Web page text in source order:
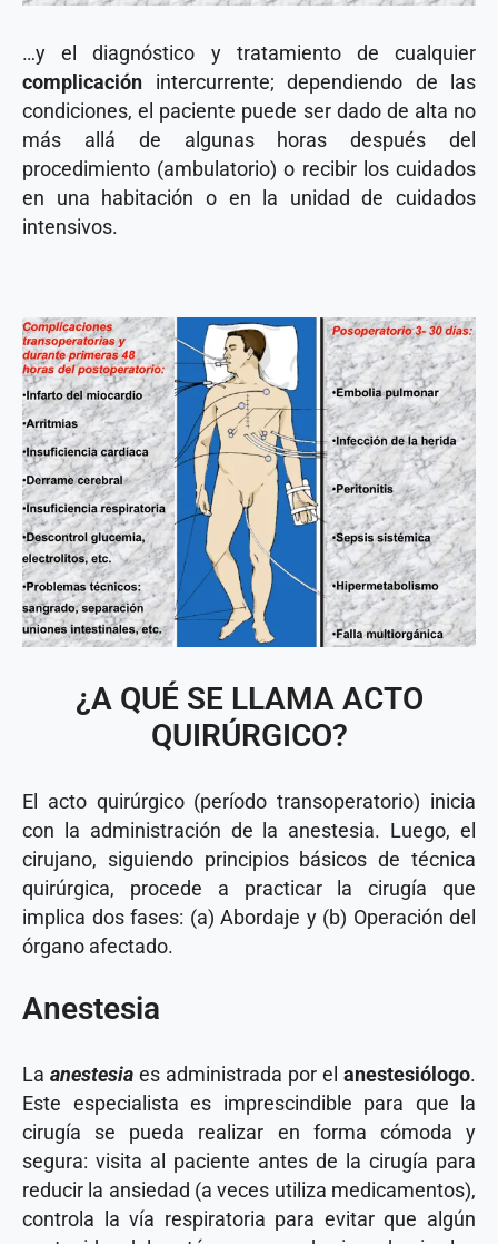
…y el diagnóstico y tratamiento de cualquier
complicación intercurrente; dependiendo de las
condiciones, el paciente puede ser dado de alta no
más allá de algunas horas después del
procedimiento (ambulatorio) o recibir los cuidados
en una habitación o en la unidad de cuidados
intensivos.
¿A QUÉ SE LLAMA ACTO
QUIRÚRGICO?
El acto quirúrgico (período transoperatorio) inicia
con la administración de la anestesia. Luego, el
cirujano, siguiendo principios básicos de técnica
quirúrgica, procede a practicar la cirugía que
implica dos fases: (a) Abordaje y (b) Operación del
órgano afectado.
Anestesia
La anestesia es administrada por el anestesiólogo.
Este especialista es imprescindible para que la
cirugía se pueda realizar en forma cómoda y
segura: visita al paciente antes de la cirugía para
reducir la ansiedad (a veces utiliza medicamentos),
controla la vía respiratoria para evitar que algún